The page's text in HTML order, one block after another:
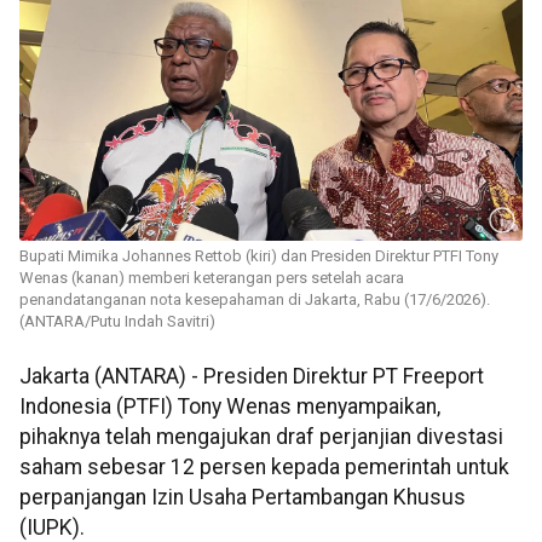
Bupati Mimika Johannes Rettob (kiri) dan Presiden Direktur PTFI Tony
Wenas (kanan) memberi keterangan pers setelah acara
penandatanganan nota kesepahaman di Jakarta, Rabu (17/6/2026).
(ANTARA/Putu Indah Savitri)
Jakarta (ANTARA) - Presiden Direktur PT Freeport
Indonesia (PTFI) Tony Wenas menyampaikan,
pihaknya telah mengajukan draf perjanjian divestasi
saham sebesar 12 persen kepada pemerintah untuk
perpanjangan Izin Usaha Pertambangan Khusus
(IUPK).